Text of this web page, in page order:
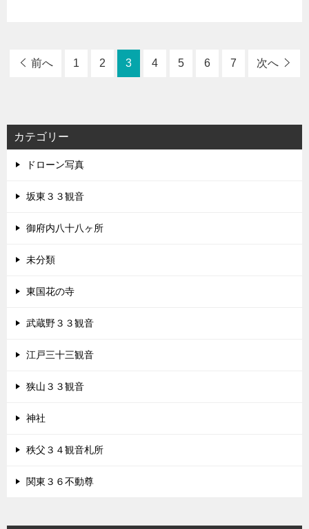
前へ 1 2 3 4 5 6 7 次へ
カテゴリー
ドローン写真
坂東３３観音
御府内八十八ヶ所
未分類
東国花の寺
武蔵野３３観音
江戸三十三観音
狭山３３観音
神社
秩父３４観音札所
関東３６不動尊